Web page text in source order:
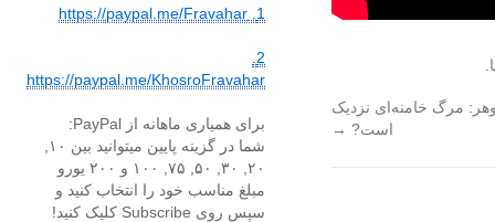
مرگ خامنه‌ای نزدیک
است? →
1. https://paypal.me/Fravahar
https://paypal.me/KhosroFravahar
برای همیاری ماهانه از PayPal:
۲۰, ۳۰, ۵۰, ۷۵, ۱۰۰ و ۲۰۰ یورو
مبلغ مناسب خود را انتخاب کنید و
سپس روی Subscribe کلیک کنید!